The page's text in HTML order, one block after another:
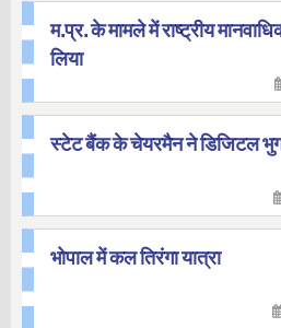
म.प्र. के मामले में राष्ट्रीय
लिया
स्टेट बैंक के चेयरमैन ने डिजिटल
भोपाल में कल तिरंगा यात्रा